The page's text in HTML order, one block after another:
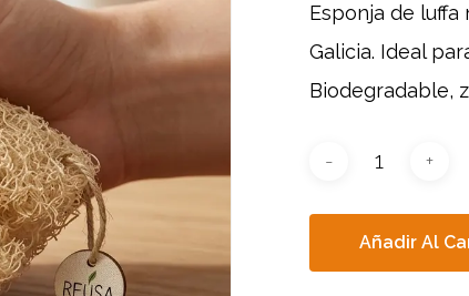
to close
Esponja de luffa
Galicia. Ideal
Biodegradable,
Añadir Al